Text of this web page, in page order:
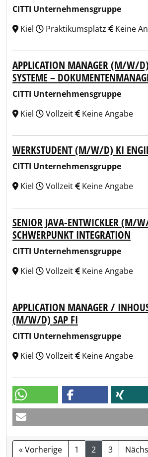
CITTI Unternehmensgruppe
Kiel
Praktikumsplatz Keine
APPLICATION MANAGER (M/W/
SYSTEME –
CITTI Unternehmensgruppe
Kiel
Vollzeit Keine Angabe
WERKSTUDENT (M/W/D) KI
CITTI Unternehmensgruppe
Kiel
Vollzeit Keine Angabe
SENIOR JAVA-ENTWICKLER (M/
SCHWERPUNKT INTEGRATION
CITTI Unternehmensgruppe
Kiel
Vollzeit Keine Angabe
APPLICATION MANAGER /
(M/W/D) SAP FI
CITTI Unternehmensgruppe
Kiel
Vollzeit Keine Angabe
« Vorherige 1 2 3